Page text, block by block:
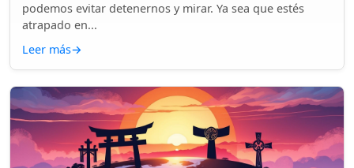
podemos evitar detenernos y mirar. Ya sea que estés
atrapado en...
Leer más→